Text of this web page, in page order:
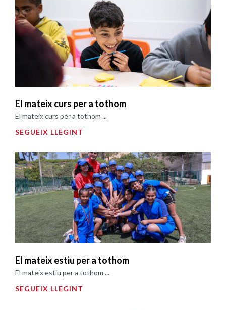
El mateix curs per a tothom
El mateix curs per a tothom ...
SEGUEIX LLEGINT
El mateix estiu per a tothom
El mateix estiu per a tothom ...
SEGUEIX LLEGINT